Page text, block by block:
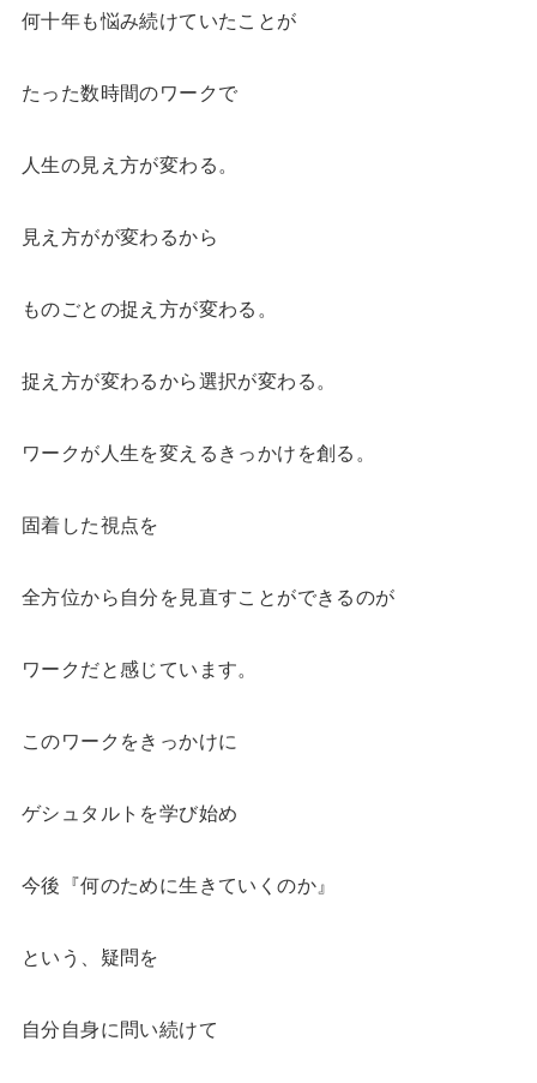
何十年も悩み続けていたことが
たった数時間のワークで
人生の見え方が変わる。
見え方がが変わるから
ものごとの捉え方が変わる。
捉え方が変わるから選択が変わる。
ワークが人生を変えるきっかけを創る。
固着した視点を
全方位から自分を見直すことができるのが
ワークだと感じています。
このワークをきっかけに
ゲシュタルトを学び始め
今後『何のために生きていくのか』
という、疑問を
自分自身に問い続けて